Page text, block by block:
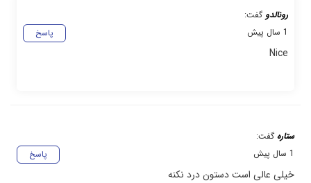
رونالدو گفت:
پاسخ
1 سال پیش
Nice
ستاره گفت:
پاسخ
1 سال پیش
خیلی عالی است دستون درد نکنه